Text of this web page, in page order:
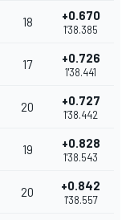
18 +0.670
1'38.385
17 +0.726
1'38.441
20 +0.727
1'38.442
19 +0.828
1'38.543
20 +0.842
1'38.557